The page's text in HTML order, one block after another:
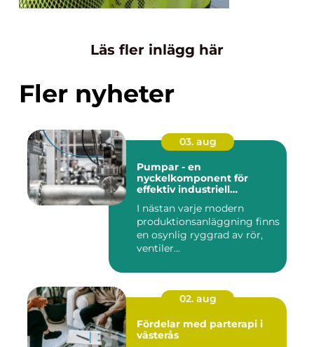
Läs fler inlägg här
Fler nyheter
03. aug
Pumpar - en
nyckelkomponent för
effektiv industriell
I nästan varje modern
produktionsanläggning finns
en osynlig ryggrad av rör,
ventiler...
02. aug
Fördelar med parterapi i
västerås